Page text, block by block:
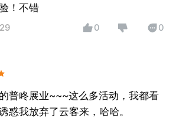
！不错
0 0
普咚展业~~~这么多活动，我都看
惑我放弃了云客来，哈哈。